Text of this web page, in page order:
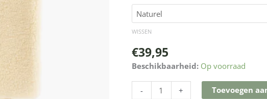
WISSEN
€39,95
Beschikbaarheid: Op voorraad
- + Toevoegen